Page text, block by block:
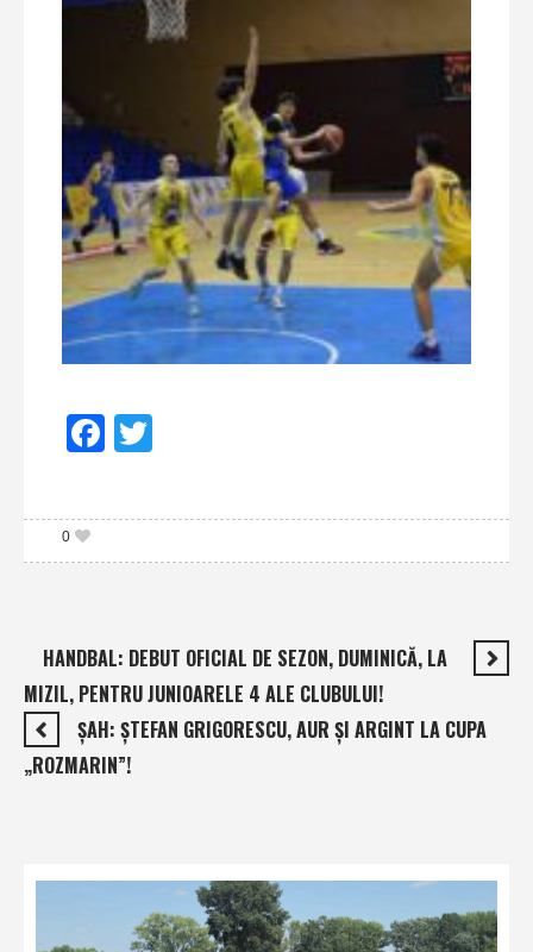
Facebook
0
HANDBAL: DEBUT OFICIAL DE SEZON, DUMINICĂ, LA
MIZIL, PENTRU JUNIOARELE 4 ALE CLUBULUI!
ŞAH: ŞTEFAN GRIGORESCU, AUR ŞI ARGINT LA CUPA
„ROZMARIN”!